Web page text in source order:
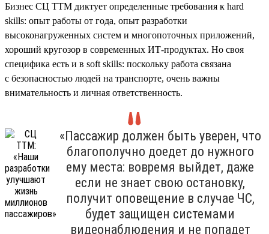
Бизнес СЦ ТТМ диктует определенные требования к hard
skills: опыт работы от года, опыт разработки
высоконагруженных систем и многопоточных приложений,
хороший кругозор в современных ИТ-продуктах. Но своя
специфика есть и в soft skills: поскольку работа связана
с безопасностью людей на транспорте, очень важны
внимательность и личная ответственность.
«Пассажир должен быть уверен, что
благополучно доедет до нужного
ему места: вовремя выйдет, даже
если не знает свою остановку,
получит оповещение в случае ЧС,
будет защищен системами
видеонаблюдения и не попадет